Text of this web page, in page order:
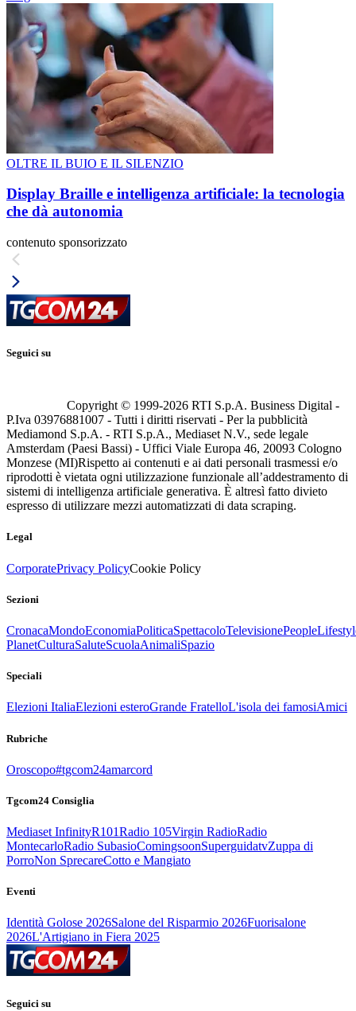
OLTRE IL BUIO E IL SILENZIO
Display Braille e intelligenza artificiale: la tecnologia
che dà autonomia
contenuto sponsorizzato
Seguici su
Copyright © 1999-2026 RTI S.p.A. Business Digital -
P.Iva 03976881007 - Tutti i diritti riservati - Per la pubblicità
Mediamond S.p.A. - RTI S.p.A., Mediaset N.V., sede legale
Amsterdam (Paesi Bassi) - Uffici Viale Europa 46, 20093 Cologno
Monzese (MI)Rispetto ai contenuti e ai dati personali trasmessi e/o
riprodotti è vietata ogni utilizzazione funzionale all’addestramento di
sistemi di intelligenza artificiale generativa. È altresì fatto divieto
espresso di utilizzare mezzi automatizzati di data scraping.
Legal
CorporatePrivacy PolicyCookie Policy
Sezioni
CronacaMondoEconomiaPoliticaSpettacoloTelevisionePeople
PlanetCulturaSaluteScuolaAnimaliSpazio
Speciali
Elezioni ItaliaElezioni esteroGrande FratelloL'isola dei famosiAmici
Rubriche
Oroscopo#tgcom24amarcord
Tgcom24 Consiglia
Mediaset InfinityR101Radio 105Virgin RadioRadio
MontecarloRadio SubasioComingsoonSuperguidatvZuppa di
PorroNon SprecareCotto e Mangiato
Eventi
Identità Golose 2026Salone del Risparmio 2026Fuorisalone
2026L'Artigiano in Fiera 2025
Seguici su